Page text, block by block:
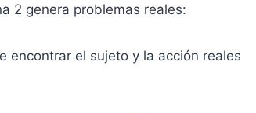
2 genera problemas reales:
encontrar el sujeto y la acción reales